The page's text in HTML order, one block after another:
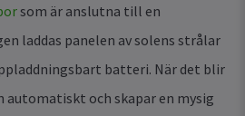
som är anslutna till en
laddas panelen av solens strålar
batteri. När det blir
och skapar en mysig